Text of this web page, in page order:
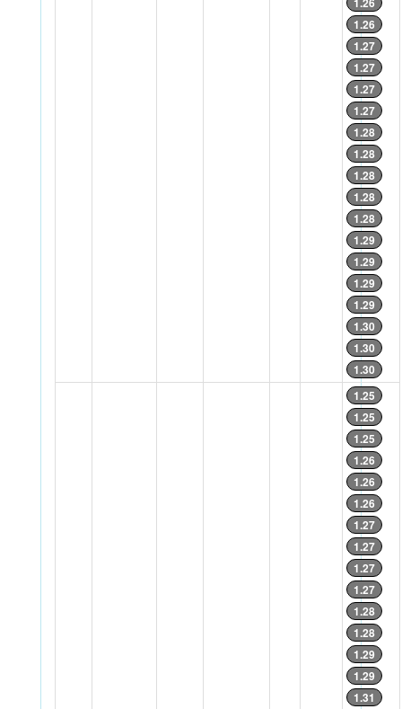
1.26
1.27
1.27
1.27
1.27
1.28
1.28
1.28
1.28
1.28
1.29
1.29
1.29
1.29
1.30
1.30
1.30
1.25
1.25
1.25
1.26
1.26
1.26
1.27
1.27
1.27
1.27
1.28
1.28
1.29
1.29
1.31